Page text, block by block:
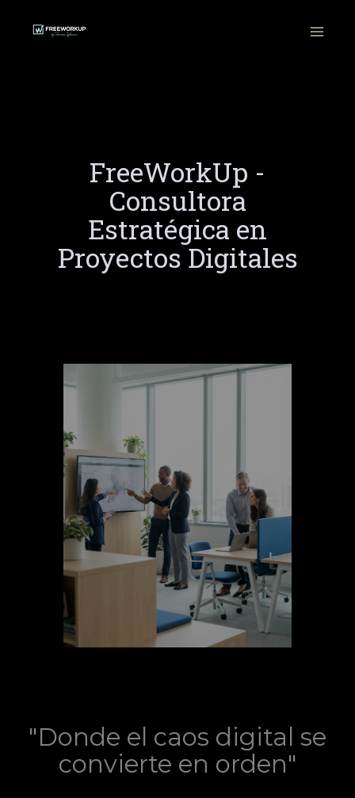
FreeWorkUp -
Consultora
Estratégica en
Proyectos Digitales
"Donde el caos digital se
convierte en orden"